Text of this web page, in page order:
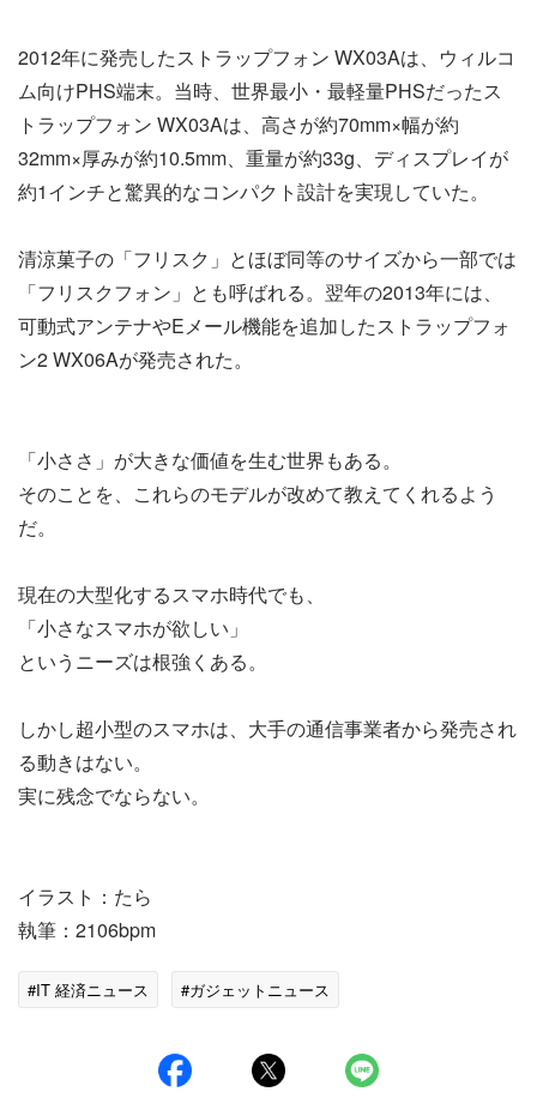
2012年に発売したストラップフォン WX03Aは、ウィルコ
ム向けPHS端末。当時、世界最小・最軽量PHSだったス
トラップフォン WX03Aは、高さが約70mm×幅が約
32mm×厚みが約10.5mm、重量が約33g、ディスプレイが
約1インチと驚異的なコンパクト設計を実現していた。
清涼菓子の「フリスク」とほぼ同等のサイズから一部では
「フリスクフォン」とも呼ばれる。翌年の2013年には、
可動式アンテナやEメール機能を追加したストラップフォ
ン2 WX06Aが発売された。
「小ささ」が大きな価値を生む世界もある。
そのことを、これらのモデルが改めて教えてくれるよう
だ。
現在の大型化するスマホ時代でも、
「小さなスマホが欲しい」
というニーズは根強くある。
しかし超小型のスマホは、大手の通信事業者から発売され
る動きはない。
実に残念でならない。
イラスト：たら
執筆：2106bpm
#IT 経済ニュース #ガジェットニュース